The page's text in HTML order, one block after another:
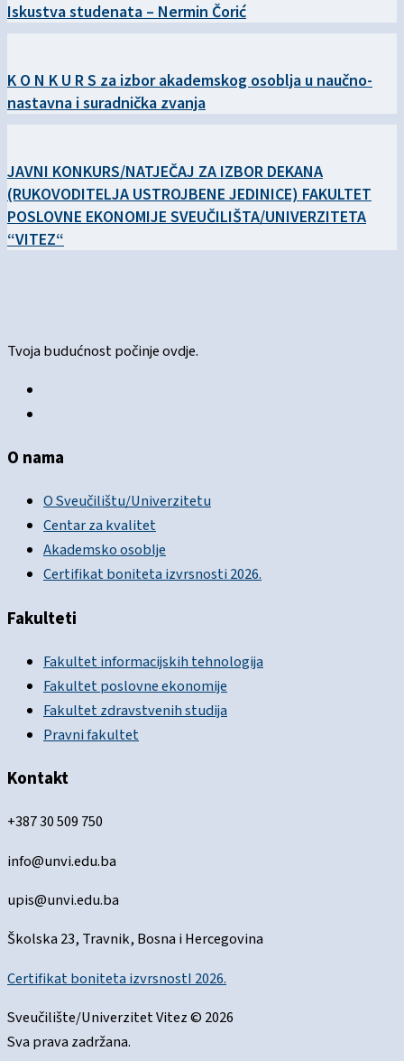
Iskustva studenata – Nermin Čorić
K O N K U R S za izbor akademskog osoblja u naučno-
nastavna i suradnička zvanja
JAVNI KONKURS/NATJEČAJ ZA IZBOR DEKANA
(RUKOVODITELJA USTROJBENE JEDINICE) FAKULTET
POSLOVNE EKONOMIJE SVEUČILIŠTA/UNIVERZITETA
“VITEZ“
Tvoja budućnost počinje ovdje.
O nama
O Sveučilištu/Univerzitetu
Centar za kvalitet
Akademsko osoblje
Certifikat boniteta izvrsnosti 2026.
Fakulteti
Fakultet informacijskih tehnologija
Fakultet poslovne ekonomije
Fakultet zdravstvenih studija
Pravni fakultet
Kontakt
+387 30 509 750
info@unvi.edu.ba
upis@unvi.edu.ba
Školska 23, Travnik, Bosna i Hercegovina
Certifikat boniteta izvrsnostI 2026.
Sveučilište/Univerzitet Vitez © 2026
Sva prava zadržana.